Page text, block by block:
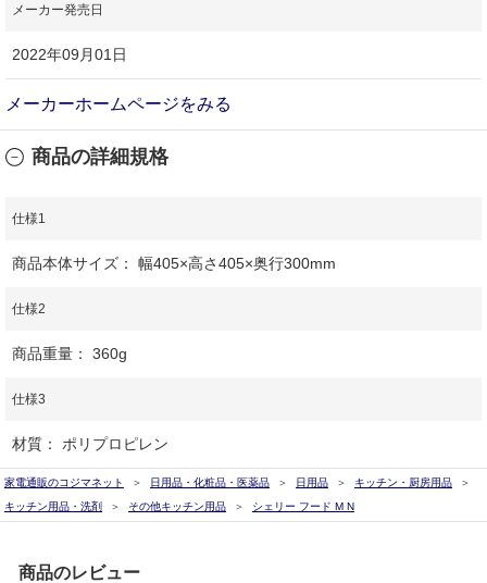
メーカー発売日
2022年09月01日
メーカーホームページをみる
商品の詳細規格
仕様1
商品本体サイズ： 幅405×高さ405×奥行300mm
仕様2
商品重量： 360g
仕様3
材質： ポリプロピレン
家電通販のコジマネット 日用品・化粧品・医薬品 日用品
キッチン・厨房用品
キッチン用品・洗剤
その他キッチン用品 シェリー フード M N
商品のレビュー